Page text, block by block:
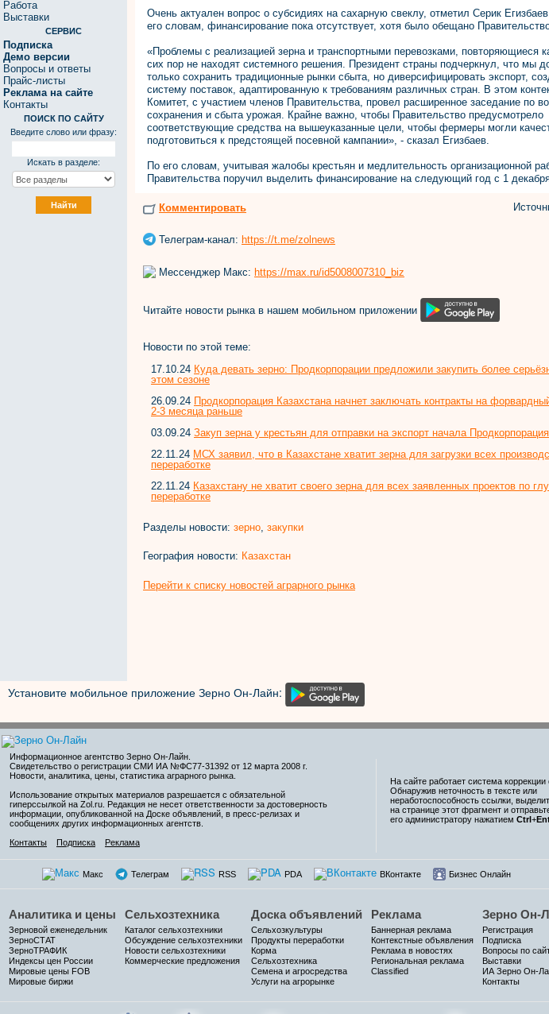
Работа
Выставки
СЕРВИС
Подписка
Демо версии
Вопросы и ответы
Прайс-листы
Реклама на сайте
Контакты
ПОИСК ПО САЙТУ
Введите слово или фразу:
Искать в разделе:
Очень актуален вопрос о субсидиях на сахарную свеклу, отметил Серик
его словам, финансирование пока отсутствует, хотя было обещано
«Проблемы с реализацией зерна и транспортными перевозками, повторяющиеся
сих пор не находят системного решения. Президент страны подчеркнул, что мы
только сохранить традиционные рынки сбыта, но диверсифицировать экспорт,
систему поставок, адаптированную к требованиям различных стран. В этом
Комитет, с участием членов Правительства, провел расширенное заседание по
сохранения и сбыта урожая. Крайне важно, чтобы Правительство предусмотрело
соответствующие средства на вышеуказанные цели, чтобы фермеры могли
подготовиться к предстоящей посевной кампании», - сказал Егизбаев.
По его словам, учитывая жалобы крестьян и медлительность организационной
Правительства поручил выделить финансирование на следующий год с 1
Комментировать
Телеграм-канал: https://t.me/zolnews
Мессенджер Макс: https://max.ru/id5008007310_biz
Читайте новости рынка в нашем мобильном приложении
Новости по этой теме:
17.10.24 Куда девать зерно: Продкорпорации предложили закупить более
этом сезоне
26.09.24 Продкорпорация Казахстана начнет заключать контракты на
2-3 месяца раньше
03.09.24 Закуп зерна у крестьян для отправки на экспорт начала Продкорпорация
22.11.24 МСХ заявил, что в Казахстане хватит зерна для загрузки всех
переработке
22.11.24 Казахстану не хватит своего зерна для всех заявленных проектов по
переработке
Разделы новости: зерно закупки
География новости: Казахстан
Перейти к списку новостей аграрного рынка
Установите мобильное приложение Зерно Он-Лайн:
Информационное агентство Зерно Он-Лайн
Свидетельство о регистрации СМИ ИА №ФС77-31392 от 12 марта 2008 г.
Новости, аналитика, цены, статистика аграрного рынка.
Использование открытых материалов разрешается с обязательной
гиперссылкой на Zol.ru. Редакция не несет ответственности за достоверность
информации, опубликованной на Доске объявлений, в пресс-релизах и
сообщениях других информационных агентств.
Контакты
Подписка Реклама
На сайте работает система коррекции
Обнаружив неточность в тексте или
неработоспособность ссылки,
на странице этот фрагмент и
его администратору нажатием Ctrl+
Макс Телеграм RSS PDA ВКонтакте Бизнес Онлайн
Аналитика и цены
Зерновой еженедельник
ЗерноСТАТ
ЗерноТРАФИК
Индексы цен России
Мировые цены FOB
Мировые биржи
Сельхозтехника
Каталог сельхозтехники
Обсуждение сельхозтехники
Новости сельхозтехники
Коммерческие предложения
Доска объявлений
Сельхозкультуры
Продукты переработки
Корма
Сельхозтехника
Семена и агросредства
Услуги на агрорынке
Реклама
Баннерная реклама
Контекстные объявления
Реклама в новостях
Региональная реклама
Classified
Зерно Он-
Регистрация
Подписка
Вопросы по
Выставки
ИА Зерно Он-
Контакты